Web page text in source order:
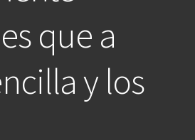
que a
y los